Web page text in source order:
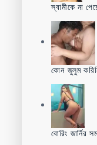
স্বামীকে না
কোন জুলুম
বোরিং জার্নির